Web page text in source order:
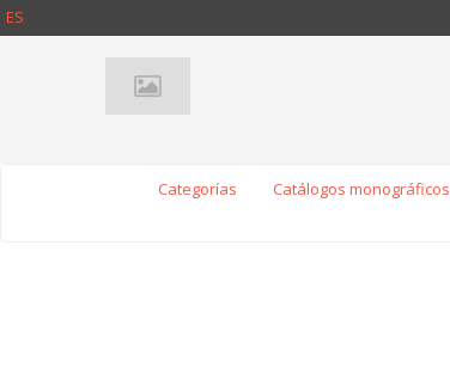
ES
Categorías Catálogos monográficos